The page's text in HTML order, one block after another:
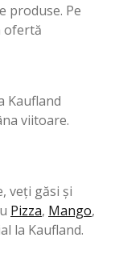
produse. Pe
ofertă
Kaufland
viitoare.
veți găsi și
Pizza, Mango,
la Kaufland.